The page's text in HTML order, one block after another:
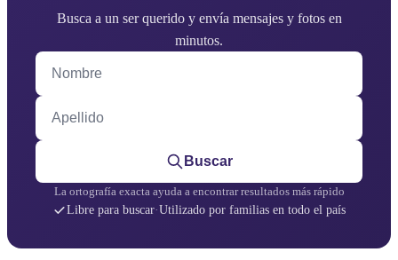
Busca a un ser querido y envía mensajes y fotos en
minutos.
Nombre
Apellido
Buscar
La ortografía exacta ayuda a encontrar resultados más rápido
Libre para buscar·Utilizado por familias en todo el país